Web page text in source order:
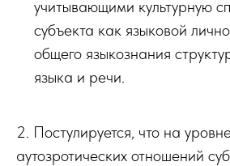
учитывающими культурную
субъекта как языковой
общего языкознания
языка и речи.
2. Постулируется, что на
аутозротических отношений